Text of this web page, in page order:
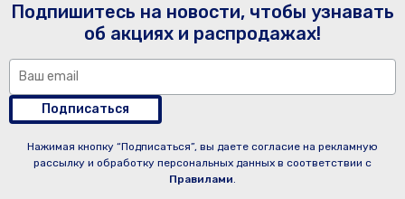
Подпишитесь на новости, чтобы узнавать
об акциях и распродажах!
Подписаться
Нажимая кнопку “Подписаться”, вы даете согласие на рекламную
рассылку и обработку персональных данных в соответствии с
Правилами.